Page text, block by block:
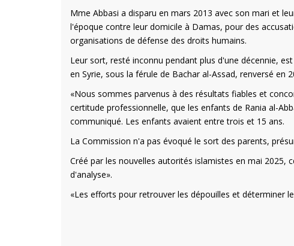
Mme Abbasi a disparu en mars 2013 avec son mari et
l'époque contre leur domicile à Damas, pour des
organisations de défense des droits humains.
Leur sort, resté inconnu pendant plus d'une décennie,
en Syrie, sous la férule de Bachar al-Assad, renversé en
«Nous sommes parvenus à des résultats fiables et
certitude professionnelle, que les enfants de Rania al-
communiqué. Les enfants avaient entre trois et 15 ans.
La Commission n'a pas évoqué le sort des parents,
Créé par les nouvelles autorités islamistes en mai
d'analyse».
«Les efforts pour retrouver les dépouilles et déterminer